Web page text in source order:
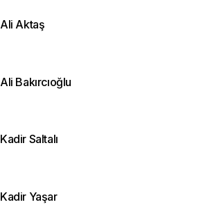
Ali Aktaş
Ali Bakırcıoğlu
Kadir Saltalı
Kadir Yaşar